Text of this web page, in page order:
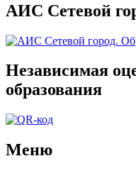
АИС Сетевой
Независимая
образования
Меню